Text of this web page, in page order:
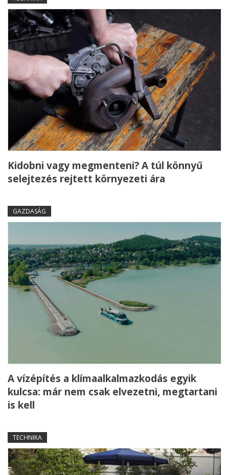
Kidobni vagy megmenteni? A túl könnyű
selejtezés rejtett környezeti ára
GAZDASÁG
A vízépítés a klímaalkalmazkodás egyik
kulcsa: már nem csak elvezetni, megtartani
is kell
TECHNIKA